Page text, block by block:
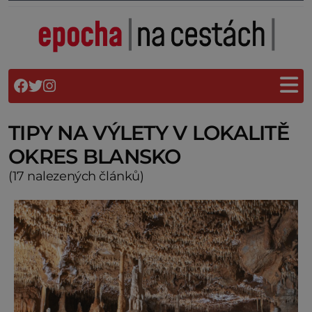
TIPY NA VÝLETY V LOKALITĚ
OKRES BLANSKO
(17 nalezených článků)